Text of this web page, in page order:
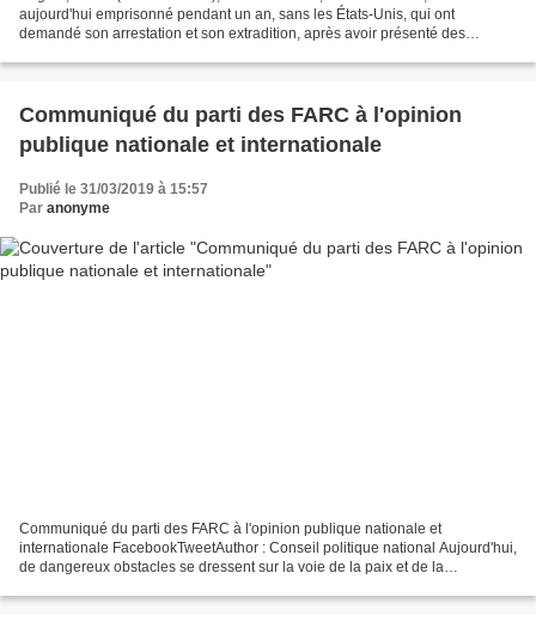
aujourd'hui emprisonné pendant un an, sans les États-Unis, qui ont
demandé son arrestation et son extradition, après avoir présenté des
Communiqué du parti des FARC à l'opinion
publique nationale et internationale
Publié le 31/03/2019 à 15:57
Par anonyme
Communiqué du parti des FARC à l'opinion publique nationale et
internationale FacebookTweetAuthor : Conseil politique national Aujourd'hui,
de dangereux obstacles se dressent sur la voie de la paix et de la